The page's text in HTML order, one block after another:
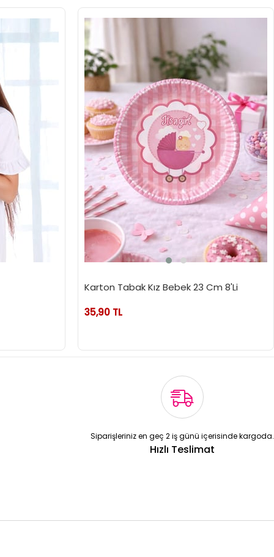
Karton Tabak Kız Bebek 23 Cm 8'Li
35,90 TL
Siparişleriniz en geç 2 iş günü içerisinde kargoda.
Hızlı Teslimat